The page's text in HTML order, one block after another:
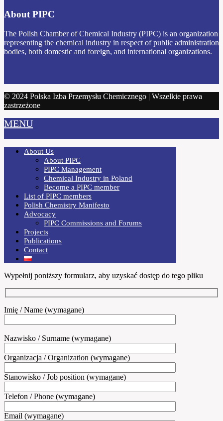
About PIPC
The Polish Chamber of Chemical Industry (PIPC) is an organization
representing the chemical industry in respect of public administration
bodies, both domestic and foreign, and international organizations.
© 2024 Polska Izba Przemysłu Chemicznego | Wszelkie prawa
zastrzeżone
MENU
About Us
About PIPC
PIPC Management
Chemical Industry in Poland
Become a PIPC member
List of PIPC members
Polish Chemistry Manifesto
Advocacy
PIPC Commissions and Forums
Projects
Publications
Contact
Wypełnij poniższy formularz, aby uzyskać dostęp do tego pliku
Imię / Name (wymagane)
Nazwisko / Surname (wymagane)
Organizacja / Organization (wymagane)
Stanowisko / Job position (wymagane)
Telefon / Phone (wymagane)
Email (wymagane)